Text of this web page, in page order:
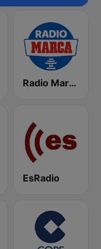
Radio Marca Nacional
EsRadio